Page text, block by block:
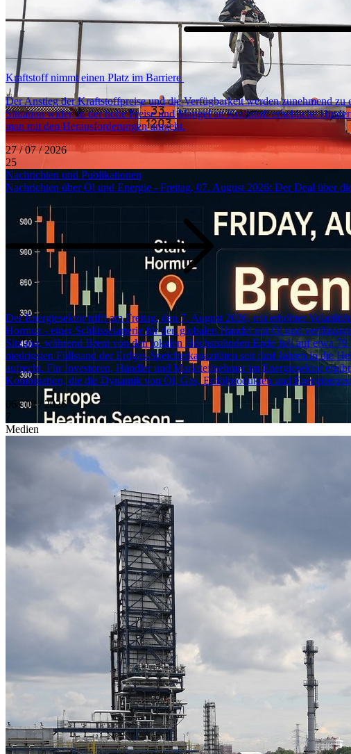
Kraftstoff nimmt einen Platz im Barriere
Der Anstieg der Kraftstoffpreise und die Verfügbarkeit werden zunehmend
Situation wider, in der hohe Preise und Mangel an Kraftstoff erhebliche
man mit den Herausforderungen umgeht.
27 / 07 / 2026
25
Nachrichten und Publikationen
Nachrichten über Öl und Energie - Freitag, 07. August 2026: Der Deal über
Der Energiesektor trifft am Freitag, den 7. August 2026, mit erhöhter
Hormuz - einer Schlüsselarterie für den globalen Handel mit Öl und
Sitzung, während Brent von den lokalen Höchstständen Ende Juli auf etwa
niedrigsten Füllstand der Erdgas-Speicherkapazitäten seit fünf Jahren in die
aufrecht. Für Investoren, Händler und Marktteilnehmer im Energiesektor
Kombination, die die Dynamik von Öl, Gas, Erdölprodukten und
06 / 08 / 2026
7
Medien